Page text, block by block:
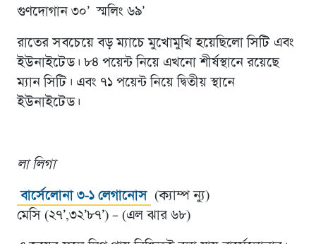
গুণদোগান ৩০’ স্মলিং ৬৯’
রাতের সবচেয়ে বড় ম্যাচে মুখোমুখি হয়েছিলো সিটি এবং
ইউনাইটেড। ৮৪ পয়েন্ট নিয়ে এখনো শীর্ষস্থানে রয়েছে
ম্যান সিটি। এবং ৭১ পয়েন্ট নিয়ে দ্বিতীয় স্থানে
ইউনাইটেড।
লা লিগা
বার্সেলোনা ৩-১ লেগানোস (ক্যাম্প ন্যু)
মেসি (২৭’,৩২’৮৭’) – (এল ঝার ৬৮)